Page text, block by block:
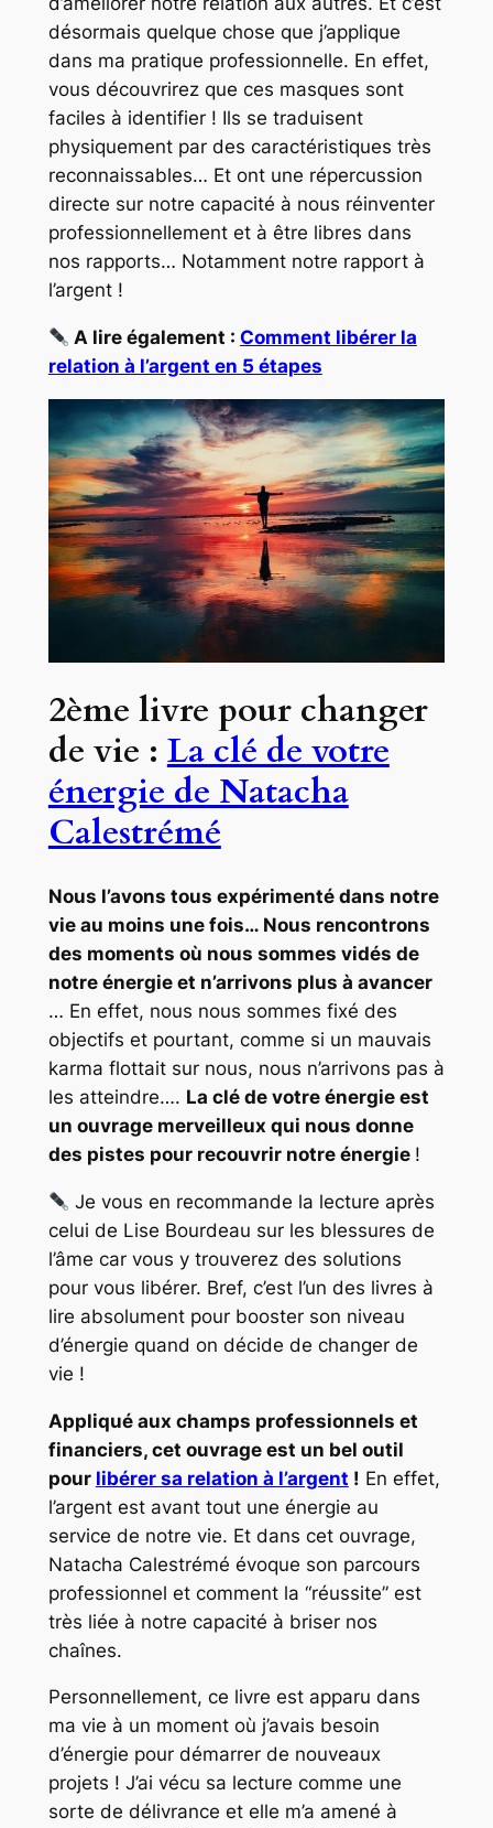
désormais quelque chose que j’applique
dans ma pratique professionnelle. En effet,
vous découvrirez que ces masques sont
faciles à identifier ! Ils se traduisent
physiquement par des caractéristiques très
reconnaissables… Et ont une répercussion
directe sur notre capacité à nous réinventer
professionnellement et à être libres dans
nos rapports… Notamment notre rapport à
l’argent !
A lire également : Comment libérer la
relation à l’argent en 5 étapes
2ème livre pour changer
de vie : La clé de votre
énergie de Natacha
Calestrémé
Nous l’avons tous expérimenté dans notre
vie au moins une fois… Nous rencontrons
des moments où nous sommes vidés de
notre énergie et n’arrivons plus à avancer
… En effet, nous nous sommes fixé des
objectifs et pourtant, comme si un mauvais
karma flottait sur nous, nous n’arrivons pas à
les atteindre…. La clé de votre énergie est
un ouvrage merveilleux qui nous donne
des pistes pour recouvrir notre énergie !
Je vous en recommande la lecture après
celui de Lise Bourdeau sur les blessures de
l’âme car vous y trouverez des solutions
pour vous libérer. Bref, c’est l’un des livres à
lire absolument pour booster son niveau
d’énergie quand on décide de changer de
vie !
Appliqué aux champs professionnels et
financiers, cet ouvrage est un bel outil
pour libérer sa relation à l’argent ! En effet,
l’argent est avant tout une énergie au
service de notre vie. Et dans cet ouvrage,
Natacha Calestrémé évoque son parcours
professionnel et comment la “réussite” est
très liée à notre capacité à briser nos
chaînes.
Personnellement, ce livre est apparu dans
ma vie à un moment où j’avais besoin
d’énergie pour démarrer de nouveaux
projets ! J’ai vécu sa lecture comme une
sorte de délivrance et elle m’a amené à